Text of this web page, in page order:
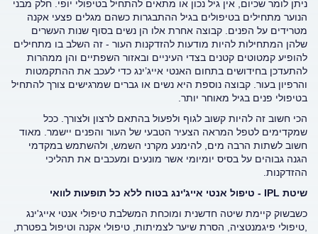
ניתן לומר שכיום, אין גיל נכון או מתאים להתחיל בטיפולי יופי. חלק מבני
הנוער מתחילים בטיפולים בגיל ההתבגרות כשהם מגלים פצעי אקנה
מטרידים על הפנים. קבוצה אחרת אלו הן נשים בסוף שנות העשרים
שלהן המתחילות להיות מודעות להזדקנות העור - זה השלב בו מתחילים
להופיע קמטוטים קטנים בצדי העיניים ובאזור השפתיים והן ממהרות
להתעדכן בחידושים בתחום האנטי אייג’ינג כדי לעכב את ההתקמטות
והרפיון בעור. קבוצה נוספת היא נשים או גברים שמרגישים צורך להתחיל
בטיפולי פנים בגיל מאוחר יותר.
הכי חשוב זה להיות קשוב לגוף ולפעול בהתאם לרצון ולצורך. ככל
שמקדימים לטפל המראה הצעיר הטבעי של העור והפנים יישמר. מאוד
חשוב לשתות הרבה מים, להימנע מקרני השמש, ולהשתמש במקדמי
הגנה גבוהים על בסיס יומיומי אשר מונעים ומעכבים את תהליכי
ההזדקנות
שיטת IPL -
טיפול אנטי אייג'ינג בטוח ללא כל תופעות לוואי
כשבשוק קיימת שיטה חדשנית ומוכחת המשלבת טיפולי אנטי אייג'ינג
,טיפולי פיגמנטציה, הסרת שיער לצמיתות, טיפולי אקנה וטיפול בפטרת,